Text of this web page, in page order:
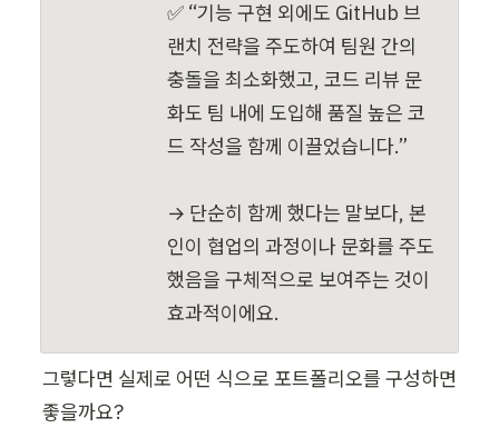
✅ “기능 구현 외에도 GitHub 브
랜치 전략을 주도하여 팀원 간의
충돌을 최소화했고, 코드 리뷰 문
화도 팀 내에 도입해 품질 높은 코
드 작성을 함께 이끌었습니다.”
→ 단순히 함께 했다는 말보다, 본
인이 협업의 과정이나 문화를 주도
했음을 구체적으로 보여주는 것이
효과적이에요.
그렇다면 실제로 어떤 식으로 포트폴리오를 구성하면
좋을까요?